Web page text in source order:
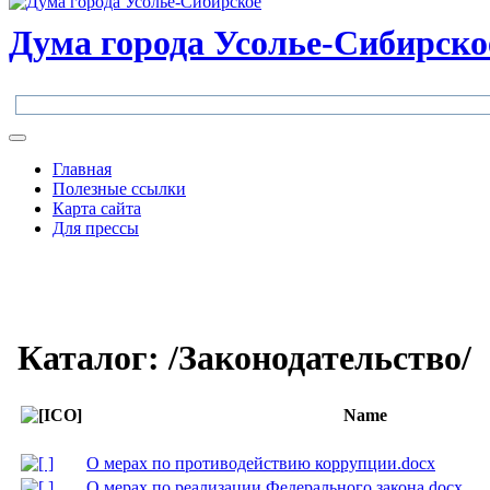
Дума города Усолье-
Главная
Полезные ссылки
Карта сайта
Для прессы